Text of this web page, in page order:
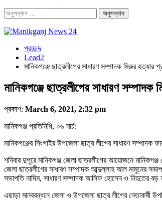
প্রচ্ছদ
Lead2
মানিকগঞ্জে ছাত্রলীগের সাধারণ সম্পাদক মিরুর হত্যার
মানিকগঞ্জে ছাত্রলীগের সাধারণ সম্পাদক
প্রকাশ: March 6, 2021, 2:32 pm
মানিকগঞ্জ প্রতিনিধি, ০৬ মার্চ:
মানিকগঞ্জের সিংগাইর উপজেলা ছাত্র লীগের সাধারণ সম্পাদক
শনিবার দুপুরে মানিকগঞ্জ জেলা ছাত্রলীগের আয়োজনে
জেলা ছাত্রলীগের সাধারণ সম্পাদক আব্দুল্লাহ আল মামুনের
সভাপতি নাদিম, সাধারণ সম্পাদক আসিফ হোসেন ও নিহতের বড়
এছাড়া মানববন্ধনে জেলা ও উপজেলা ছাত্র লীগের নেতাকর্মী